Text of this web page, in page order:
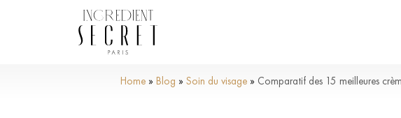
Home » Blog » Soin du visage » Comparatif des 15 meilleures